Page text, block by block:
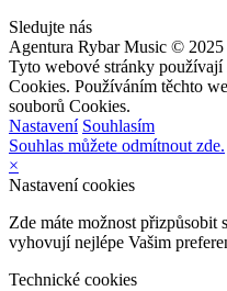
Sledujte nás
Agentura Rybar Music © 2025
Tyto webové stránky
Cookies. Používáním těchto
souborů Cookies.
Nastavení Souhlasím
Souhlas můžete odmítnout zde.
×
Nastavení cookies
Zde máte možnost
vyhovují nejlépe Vašim
Technické cookies